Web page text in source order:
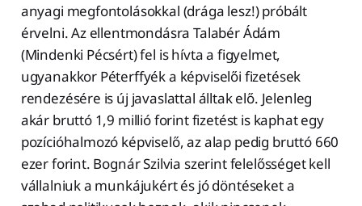
anyagi megfontolásokkal (drága lesz!) próbált
érvelni. Az ellentmondásra Talabér Ádám
(Mindenki Pécsért) fel is hívta a figyelmet,
ugyanakkor Péterffyék a képviselői fizetések
rendezésére is új javaslattal álltak elő. Jelenleg
akár bruttó 1,9 millió forint fizetést is kaphat egy
pozícióhalmozó képviselő, az alap pedig bruttó 660
ezer forint. Bognár Szilvia szerint felelősséget kell
vállalniuk a munkájukért és jó döntéseket a